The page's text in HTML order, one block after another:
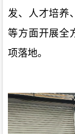
发、人才培养
等方面开展全
项落地。